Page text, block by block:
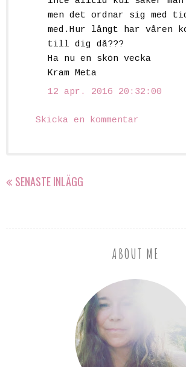
men det ordnar sig med
med.Hur långt har våren
till dig då???
Ha nu en skön vecka
Kram Meta
12 apr. 2016 20:32:00
Skicka en kommentar
SENASTE INLÄGG
ABOUT ME